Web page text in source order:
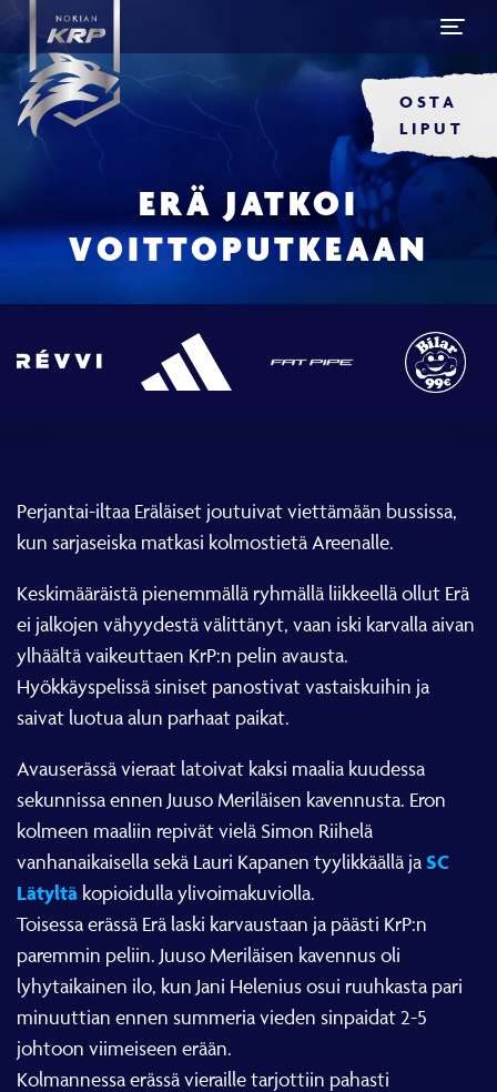
OSTA
LIPUT
ERÄ JATKOI
VOITTOPUTKEAAN
Perjantai-iltaa Eräläiset joutuivat viettämään bussissa,
kun sarjaseiska matkasi kolmostietä Areenalle.
Keskimääräistä pienemmällä ryhmällä liikkeellä ollut Erä
ei jalkojen vähyydestä välittänyt, vaan iski karvalla aivan
ylhäältä vaikeuttaen KrP:n pelin avausta.
Hyökkäyspelissä siniset panostivat vastaiskuihin ja
saivat luotua alun parhaat paikat.
Avauserässä vieraat latoivat kaksi maalia kuudessa
sekunnissa ennen Juuso Meriläisen kavennusta. Eron
kolmeen maaliin repivät vielä Simon Riihelä
vanhanaikaisella sekä Lauri Kapanen tyylikkäällä jaSC
Lätyltä kopioidulla ylivoimakuviolla.
Toisessa erässä Erä laski karvaustaan ja päästi KrP:n
paremmin peliin. Juuso Meriläisen kavennus oli
lyhytaikainen ilo, kun Jani Helenius osui ruuhkasta pari
minuuttian ennen summeria vieden sinpaidat 2-5
johtoon viimeiseen erään.
Kolmannessa erässä vieraille tarjottiin pahasti